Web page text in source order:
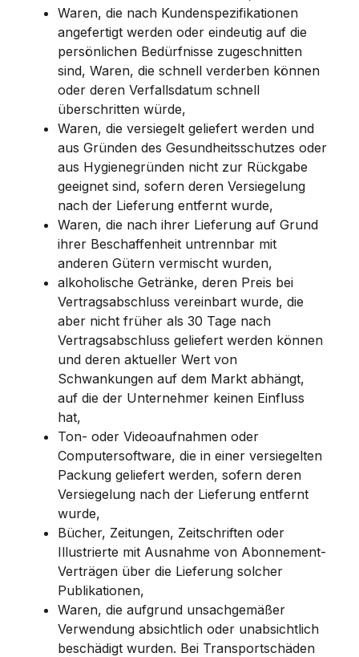
Waren, die nach Kundenspezifikationen
angefertigt werden oder eindeutig auf die
persönlichen Bedürfnisse zugeschnitten
sind, Waren, die schnell verderben können
oder deren Verfallsdatum schnell
überschritten würde,
Waren, die versiegelt geliefert werden und
aus Gründen des Gesundheitsschutzes oder
aus Hygienegründen nicht zur Rückgabe
geeignet sind, sofern deren Versiegelung
nach der Lieferung entfernt wurde,
Waren, die nach ihrer Lieferung auf Grund
ihrer Beschaffenheit untrennbar mit
anderen Gütern vermischt wurden,
alkoholische Getränke, deren Preis bei
Vertragsabschluss vereinbart wurde, die
aber nicht früher als 30 Tage nach
Vertragsabschluss geliefert werden können
und deren aktueller Wert von
Schwankungen auf dem Markt abhängt,
auf die der Unternehmer keinen Einfluss
hat,
Ton- oder Videoaufnahmen oder
Computersoftware, die in einer versiegelten
Packung geliefert werden, sofern deren
Versiegelung nach der Lieferung entfernt
wurde,
Bücher, Zeitungen, Zeitschriften oder
Illustrierte mit Ausnahme von Abonnement-
Verträgen über die Lieferung solcher
Publikationen,
Waren, die aufgrund unsachgemäßer
Verwendung absichtlich oder unabsichtlich
beschädigt wurden. Bei Transportschäden